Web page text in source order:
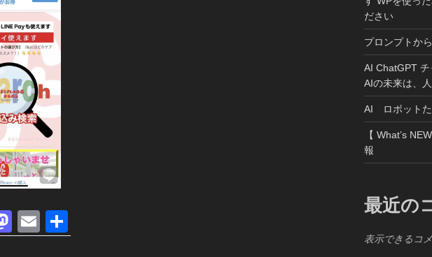
M
a
E
m 有
ださい
プロンプトか
AI ChatGPT
AIの未来は、
AI ロボットた
【 What’s
報
最近の
表示できるコ